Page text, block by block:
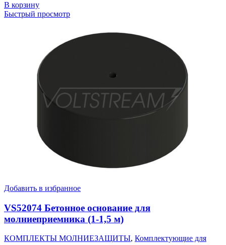
В корзину
Быстрый просмотр
Добавить в избранное
VS52074 Бетонное основание для
молниеприемника (1-1,5 м)
КОМПЛЕКТЫ МОЛНИЕЗАЩИТЫ, Комплектующие для